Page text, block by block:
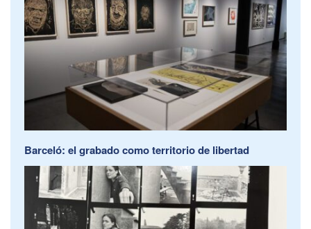
Barceló: el grabado como territorio de libertad